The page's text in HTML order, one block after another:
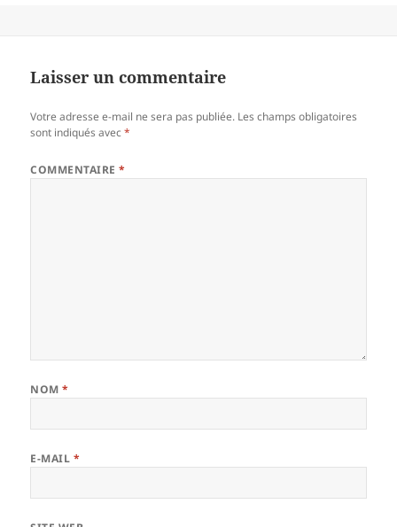
Laisser un commentaire
Votre adresse e-mail ne sera pas publiée. Les champs obligatoires
sont indiqués avec*
COMMENTAIRE*
NOM*
E-MAIL *